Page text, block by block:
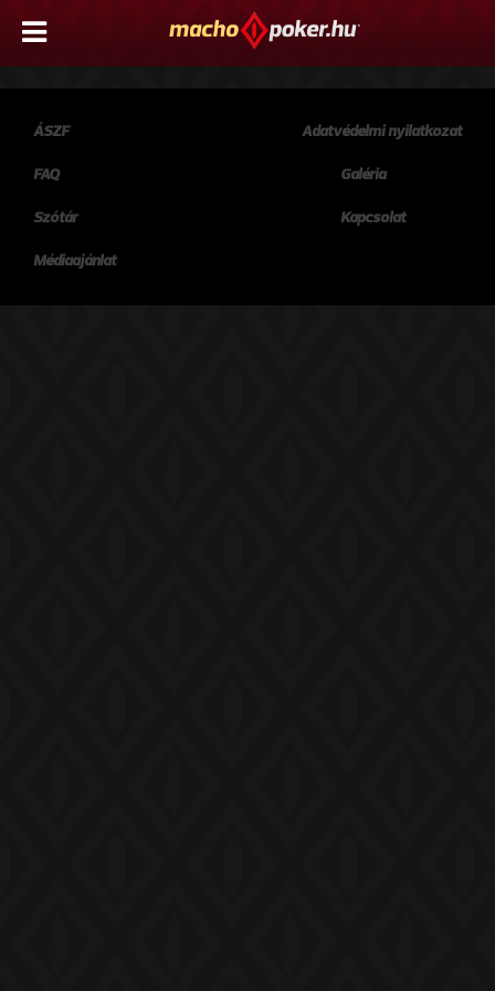
ÁSZF Adatvédelmi nyilatkozat
FAQ Galéria
Szótár Kapcsolat
Médiaajánlat